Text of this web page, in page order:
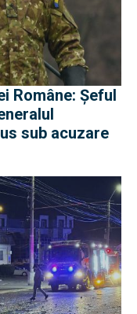
Române: Șeful
sub acuzare